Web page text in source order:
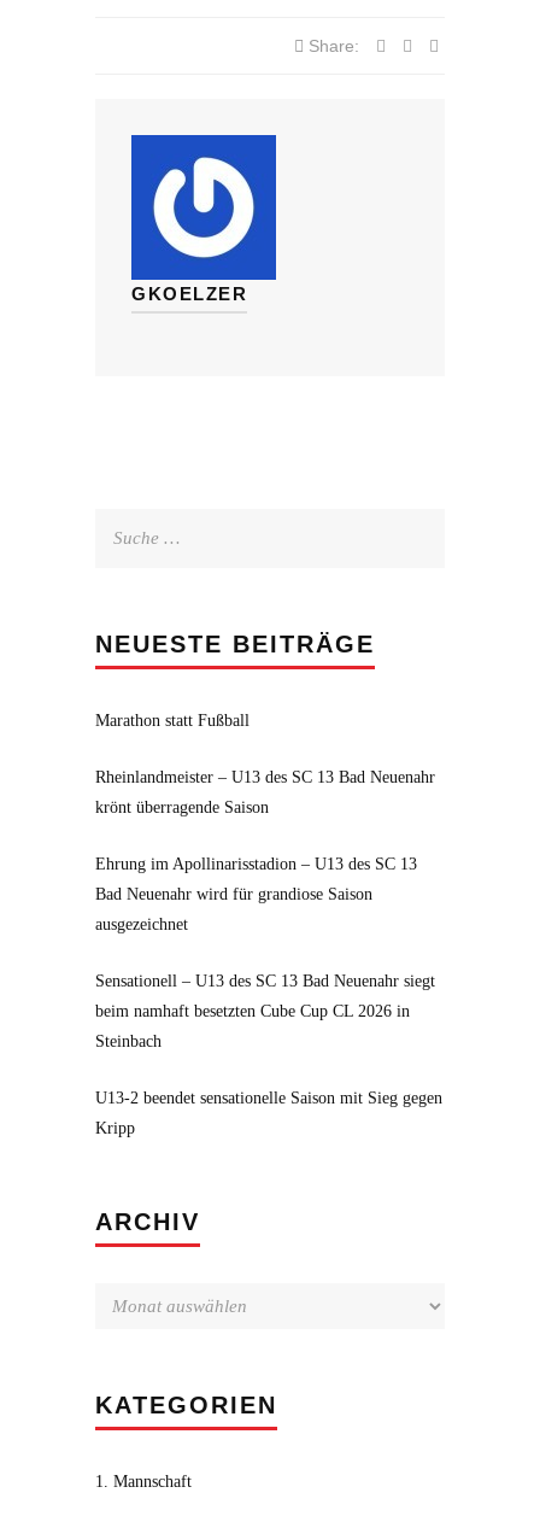
Share:
GKOELZER
NEUESTE BEITRÄGE
Marathon statt Fußball
Rheinlandmeister – U13 des SC 13 Bad Neuenahr
krönt überragende Saison
Ehrung im Apollinarisstadion – U13 des SC 13
Bad Neuenahr wird für grandiose Saison
ausgezeichnet
Sensationell – U13 des SC 13 Bad Neuenahr siegt
beim namhaft besetzten Cube Cup CL 2026 in
Steinbach
U13-2 beendet sensationelle Saison mit Sieg gegen
Kripp
ARCHIV
KATEGORIEN
1. Mannschaft